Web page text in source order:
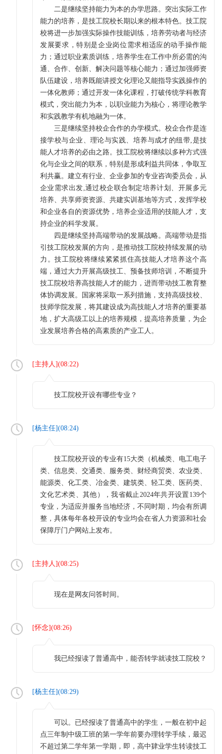
二是继续坚持能力为本的办学思路。突出实际工作
能力的培养，是技工院校长期以来的根本特色。技工院
校将进一步加强实际操作技能训练，培养劳动者与经济
发展要求，特别是企业岗位需求相适应的动手操作能
力；通过职业素质训练，培养学生在工作中所必需的沟
通、合作、创新、解决问题等核心能力；通过加强师资
队伍建设，培养既能讲授文化理论又能指导实践操作的
一体化教师；通过开发一体化课程，打破传统学科教育
模式，突出能力为本，以职业能力为核心，将理论教学
和实践教学有机地融为一体。
三是继续坚持校企合作的办学模式。校企合作是连
接学校与企业、理论与实践、培养与成才的纽带,是技
能人才培养的必由之路。技工院校将继续以多种方式强
化与企业之间的联系，特别是形成利益共同体，争取互
利共赢。建立有行业、企业参加的专业咨询委员会，从
企业需求出发,通过校企联合制定培养计划、开展多元
培养、共享师资资源、共建实训基地等方式，发挥学校
和企业各自的资源优势，培养企业适用的技能人才，支
持企业的科学发展。
四是继续坚持高端带动的发展战略。高端带动是指
引技工院校发展的方向，是推动技工院校持续发展的动
力。技工院校将继续紧紧抓住高技能人才培养这个高
端，通过大力开展高级技工、预备技师培训，不断提升
技工院校培养高技能人才的能力，进而带动技工教育整
体协调发展。国家将采取一系列措施，支持高级技校、
技师学院发展，将其建设成为高技能人才培养的重要基
地，扩大高级工以上的培养规模，提高培养质量，为企
业发展培养合格的高素质的产业工人。
[主持人](08:22)
技工院校开设有哪些专业？
[杨主任](08:24)
技工院校开设的专业有15大类（机械类、电工电子
类、信息类、交通类、服务类、财经商贸类、农业类、
能源类、化工类、冶金类、建筑类、轻工类、医药类、
文化艺术类、其他），我省截止2024年共开设置139个
专业，为适应并服务当地经济，不同时期，均会有所调
整，具体每年各校开设的专业均会在省人力资源和社会
保障厅门户网站上发布。
[主持人](08:25)
现在是网友问答时间。
[怀念](08:26)
我已经报读了普通高中，能否转学就读技工院校？
[杨主任](08:29)
可以。已经报读了普通高中的学生，一般在初中起
点三年制中级工班的第一学年前要办理转学手续，最迟
不超过第二学年第一学期，即，高中肄业学生转读技工